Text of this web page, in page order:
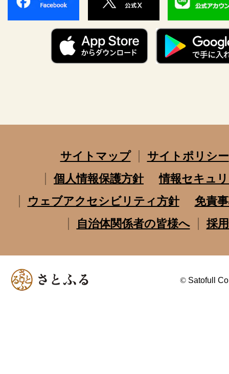
サイトマップ
サイトポリシー
個人情報保護方針
情報セキュ
ウェブアクセシビリティ方針
免責
自治体関係者の皆様へ
採
© Satofull